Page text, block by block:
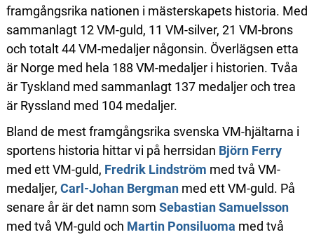
framgångsrika nationen i mästerskapets historia. Med
sammanlagt 12 VM-guld, 11 VM-silver, 21 VM-brons
och totalt 44 VM-medaljer någonsin. Överlägsen etta
är Norge med hela 188 VM-medaljer i historien. Tvåa
är Tyskland med sammanlagt 137 medaljer och trea
är Ryssland med 104 medaljer.
Bland de mest framgångsrika svenska VM-hjältarna i
sportens historia hittar vi på herrsidan Björn Ferry
med ett VM-guld, Fredrik Lindström med två VM-
medaljer, Carl-Johan Bergmanmed ett VM-guld. På
senare år är det namn som Sebastian Samuelsson
med två VM-guld och Martin Ponsiluoma med två